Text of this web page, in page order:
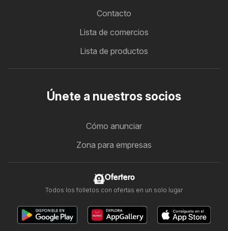
Contacto
Lista de comercios
Lista de productos
Únete a nuestros socios
Cómo anunciar
Zona para empresas
Ofertero
Todos los folletos con ofertas en un solo lugar